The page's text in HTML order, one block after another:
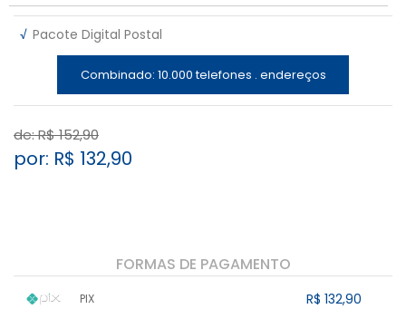
√ Pacote Digital Postal
Combinado: 10.000 telefones . endereços
de: R$152,90
por: R$ 132,90
FORMAS DE PAGAMENTO
PIX R$ 132,90